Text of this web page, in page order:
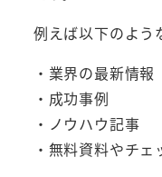
例えば以下のよう
・業界の最新情報
・成功事例
・ノウハウ記事
・無料資料やチェ